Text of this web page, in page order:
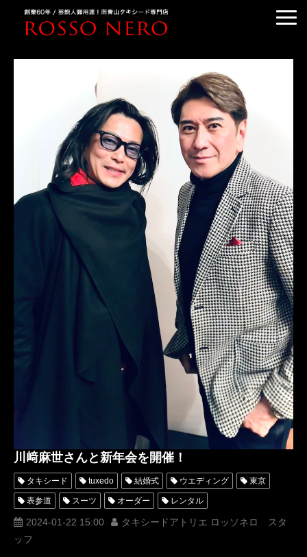
TUXEDO RENTAL
TUXEDO RANKING
KIMONO DRESS
CUSTOMER'S VOICE
COLUMN &BLOG
ABOUT US
ACCESS
川﨑麻世さんと新年会を開催！
タキシード tuxedo 結婚式 ウエディング 東京
表参道 スーツ オーダー レンタル
オーダータキシード レンタルタキシード ロッソネロ
人気
2024-01-22 15:00
タキシードアトリエ ロッソネロ スタ
ッフ